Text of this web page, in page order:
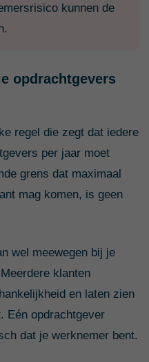
kunnen de
opdrachtgevers
regel die zegt dat iedere
per jaar moet
grens dat maximaal
mag komen, is geen
wel meewegen bij je
klanten
en laten zien
Eén opdrachtgever
dat je werknemer bent.